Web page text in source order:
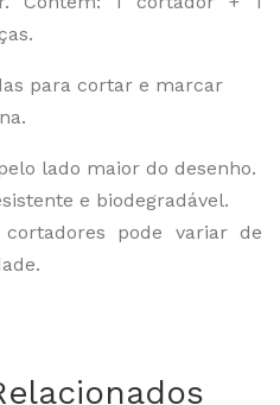
para cortar e marcar
lado maior do desenho.
e biodegradável.
pode variar de